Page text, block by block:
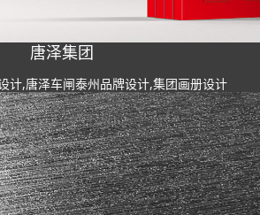
唐泽集团
计,唐泽车闸泰州品牌设计,集团画册设计